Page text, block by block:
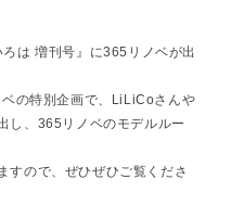
は 増刊号』に365リノベが出
の特別企画で、LiLiCoさんや
し、365リノベのモデルルー
すので、ぜひぜひご覧くださ